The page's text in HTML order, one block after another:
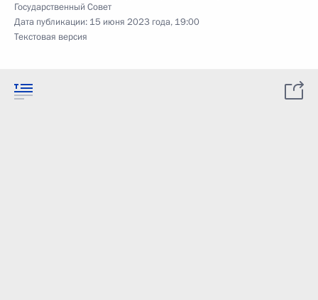
Государственный Совет
Дата публикации: 15 июня 2023 года, 19:00
Текстовая версия